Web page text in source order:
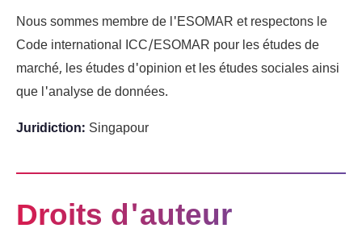
Nous sommes membre de l'ESOMAR et respectons le
Code international ICC/ESOMAR pour les études de
marché, les études d'opinion et les études sociales ainsi
que l'analyse de données.
Juridiction:Singapour
Droits d'auteur